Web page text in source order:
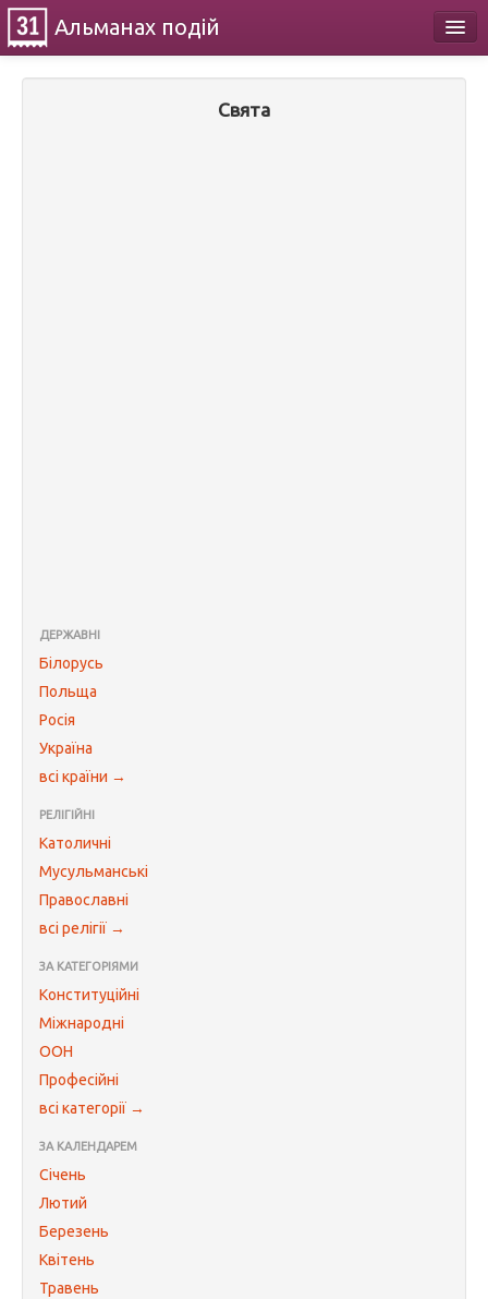
Альманах подій
Свята
ДЕРЖАВНІ
Білорусь
Польща
Росія
Україна
всі країни →
РЕЛІГІЙНІ
Католичні
Мусульманські
Православні
всі релігії →
ЗА КАТЕГОРІЯМИ
Конституційні
Міжнародні
ООН
Професійні
всі категорії →
ЗА КАЛЕНДАРЕМ
Січень
Лютий
Березень
Квітень
Травень